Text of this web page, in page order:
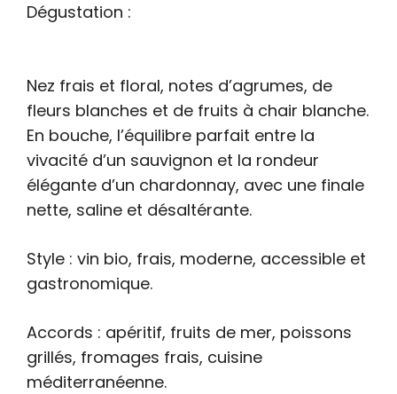
Dégustation :
Nez frais et floral, notes d’agrumes, de
fleurs blanches et de fruits à chair blanche.
En bouche, l’équilibre parfait entre la
vivacité d’un sauvignon et la rondeur
élégante d’un chardonnay, avec une finale
nette, saline et désaltérante.
Style : vin bio, frais, moderne, accessible et
gastronomique.
Accords : apéritif, fruits de mer, poissons
grillés, fromages frais, cuisine
méditerranéenne.